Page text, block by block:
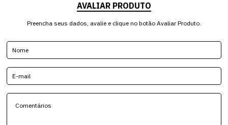
AVALIAR PRODUTO
Preencha seus dados, avalie e clique no botão Avaliar Produto.